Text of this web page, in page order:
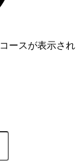
ースが表示され